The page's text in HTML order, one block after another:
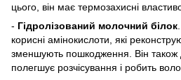
цього, він має термозахисні
- Гідролізований молочний білок
корисні амінокислоти, які
зменшують пошкодження. Він також
полегшує розчісування і робить